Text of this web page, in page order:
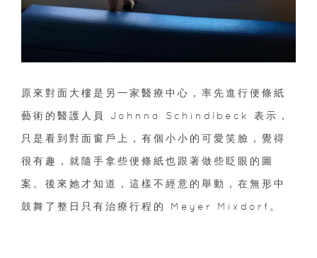
原來對面大樓是另一家醫療中心，率先進行便條紙
藝術的醫護人員 Johnna Schindlbeck 表示，
只是看到對面窗戶上，有個小小的可愛笑臉，覺得
很有趣，就隨手拿些便條紙也跟著做些眨眼的圖
案。後來她才知道，這樣不經意的舉動，在無形中
鼓舞了整日只有治療行程的 Meyer Mixdorf。